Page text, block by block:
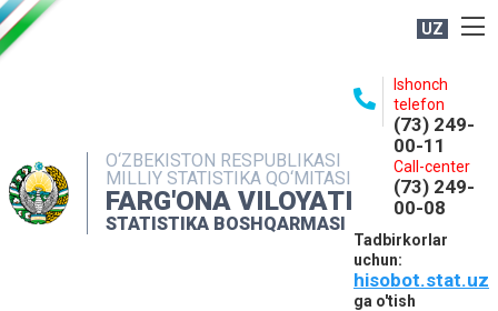
UZ
O‘ZBEKISTON RESPUBLIKASI
MILLIY STATISTIKA QO‘MITASI
FARG'ONA VILOYATI
STATISTIKA BOSHQARMASI
Ishonch
telefon
(73) 249-
00-11
Call-center
(73) 249-
00-08
Tadbirkorlar
uchun:
hisobot.stat.uz
ga o'tish
NASHRLAR
INTERAKTIV XIZMATLAR
MATBUOT XIZMATI